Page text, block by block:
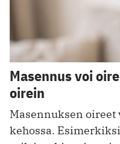
Masennus voi
oirein
Masennuksen oireet
kehossa.